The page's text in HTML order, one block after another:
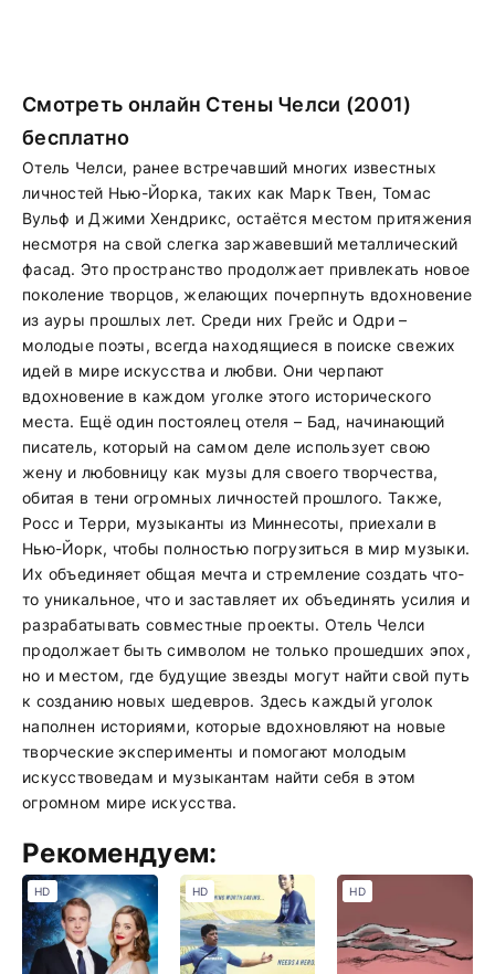
Смотреть онлайн Стены Челси (2001)
бесплатно
Отель Челси, ранее встречавший многих известных
личностей Нью-Йорка, таких как Марк Твен, Томас
Вульф и Джими Хендрикс, остаётся местом притяжения
несмотря на свой слегка заржавевший металлический
фасад. Это пространство продолжает привлекать новое
поколение творцов, желающих почерпнуть вдохновение
из ауры прошлых лет. Среди них Грейс и Одри –
молодые поэты, всегда находящиеся в поиске свежих
идей в мире искусства и любви. Они черпают
вдохновение в каждом уголке этого исторического
места. Ещё один постоялец отеля – Бад, начинающий
писатель, который на самом деле использует свою
жену и любовницу как музы для своего творчества,
обитая в тени огромных личностей прошлого. Также,
Росс и Терри, музыканты из Миннесоты, приехали в
Нью-Йорк, чтобы полностью погрузиться в мир музыки.
Их объединяет общая мечта и стремление создать что-
то уникальное, что и заставляет их объединять усилия и
разрабатывать совместные проекты. Отель Челси
продолжает быть символом не только прошедших эпох,
но и местом, где будущие звезды могут найти свой путь
к созданию новых шедевров. Здесь каждый уголок
наполнен историями, которые вдохновляют на новые
творческие эксперименты и помогают молодым
искусствоведам и музыкантам найти себя в этом
огромном мире искусства.
Рекомендуем:
HD HD HD